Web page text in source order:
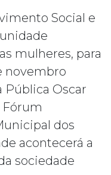
Social e
mulheres, para
novembro
Pública Oscar
Fórum
dos
acontecerá a
sociedade